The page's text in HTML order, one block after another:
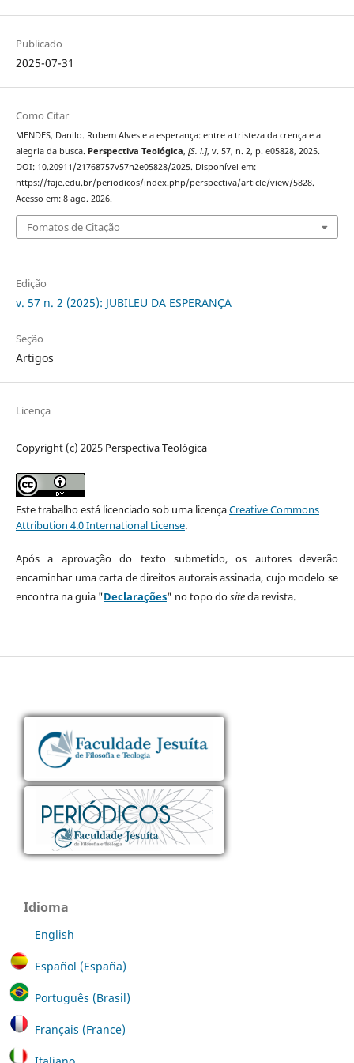
Publicado
2025-07-31
Como Citar
MENDES, Danilo. Rubem Alves e a esperança: entre a tristeza da crença e a
alegria da busca. Perspectiva Teológica, [S. l.], v. 57, n. 2, p. e05828, 2025.
DOI: 10.20911/21768757v57n2e05828/2025. Disponível em:
https://faje.edu.br/periodicos/index.php/perspectiva/article/view/5828.
Acesso em: 8 ago. 2026.
Fomatos de Citação
Edição
v. 57 n. 2 (2025): JUBILEU DA ESPERANÇA
Seção
Artigos
Licença
Copyright (c) 2025 Perspectiva Teológica
Este trabalho está licenciado sob uma licençaCreative Commons
Attribution 4.0 International License.
Após a aprovação do texto submetido, os autores deverão
encaminhar uma carta de direitos autorais assinada, cujo modelo se
encontra na guia "Declarações" no topo dositeda revista.
Idioma
English
Español (España)
Português (Brasil)
Français (France)